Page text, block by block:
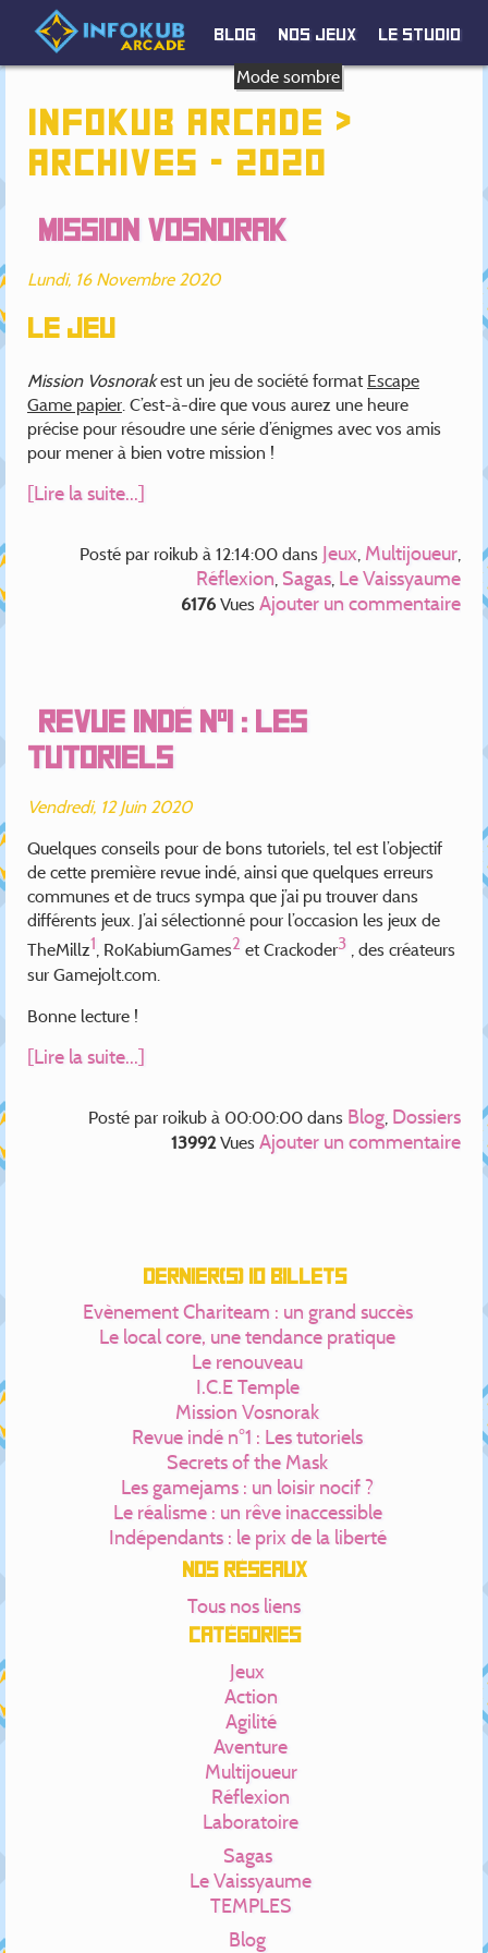
Blog Nos jeux Le studio
Mode sombre
Infokub Arcade >
Archives - 2020
Mission Vosnorak
Lundi, 16 Novembre 2020
Le jeu
Mission Vosnorakest un jeu de société format Escape
Game papier. C’est-à-dire que vous aurez une heure
précise pour résoudre une série d’énigmes avec vos amis
pour mener à bien votre mission !
[Lire la suite...]
Posté par roikub à 12:14:00 dans Jeux, Multijoueur,
Réflexion, Sagas, Le Vaissyaume
6176 Vues Ajouter un commentaire
Revue indé n°1 : Les
tutoriels
Vendredi, 12 Juin 2020
Quelques conseils pour de bons tutoriels, tel est l’objectif
de cette première revue indé, ainsi que quelques erreurs
communes et de trucs sympa que j’ai pu trouver dans
différents jeux. J’ai sélectionné pour l’occasion les jeux de
TheMillz1, RoKabiumGames2 et Crackoder3 , des créateurs
sur Gamejolt.com.
Bonne lecture !
[Lire la suite...]
Posté par roikub à 00:00:00 dans Blog Dossiers
13992 Vues Ajouter un commentaire
Dernier(s) 10 billets
Evènement Chariteam : un grand succès
Le local core, une tendance pratique
Le renouveau
I.C.E Temple
Mission Vosnorak
Revue indé n°1 : Les tutoriels
Secrets of the Mask
Les gamejams : un loisir nocif ?
Le réalisme : un rêve inaccessible
Indépendants : le prix de la liberté
Nos réseaux
Tous nos liens
Catégories
Jeux
Action
Agilité
Aventure
Multijoueur
Réflexion
Laboratoire
Sagas
Le Vaissyaume
TEMPLES
Blog